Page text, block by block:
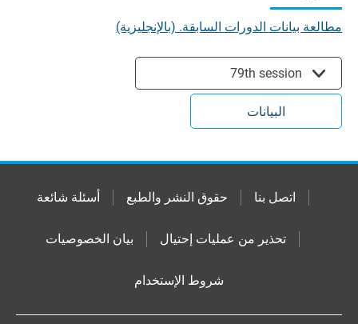
مطالعة بيانات الدورات السابقة. (بالإنجليزية)
79th session
البيانات
اتصل بنا حقوق النشر والطبع أسئلة شائعة
تحذير من عمليات إحتيال بيان الخصوصيات
شروط الإستخدام